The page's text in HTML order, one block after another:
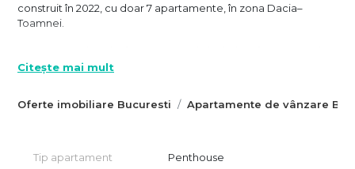
Oferte imobiliare Bucuresti Apartamente de vânzare
construit în 2022, cu doar 7 apartamente, în zona Dacia–
Toamnei.
utilă de 120 mp, completată de 90 mp de terase atent
terasă de 18 mp și încă două dormitoare deservite de o baie
Citește mai mult
Tip apartament Penthouse